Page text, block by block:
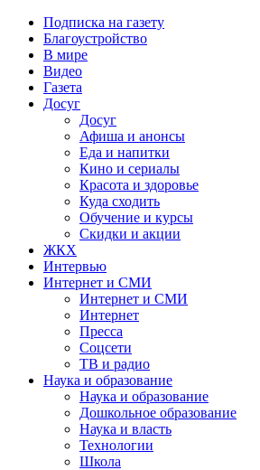
Подписка на газету
Благоустройство
В мире
Видео
Газета
Досуг
Досуг
Афиша и анонсы
Еда и напитки
Кино и сериалы
Красота и здоровье
Куда сходить
Обучение и курсы
Скидки и акции
ЖКХ
Интервью
Интернет и СМИ
Интернет и СМИ
Интернет
Пресса
Соцсети
ТВ и радио
Наука и образование
Наука и образование
Дошкольное образование
Наука и власть
Технологии
Школа